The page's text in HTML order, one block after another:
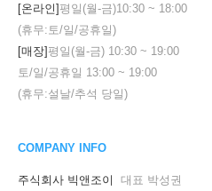
[온라인]평일(월-금)10:30 ~ 18:00
(휴무:토/일/공휴일)
[매장]평일(월-금) 10:30 ~ 19:00
토/일/공휴일 13:00 ~ 19:00
(휴무:설날/추석 당일)
COMPANY INFO
주식회사 빅앤조이
대표 박성권